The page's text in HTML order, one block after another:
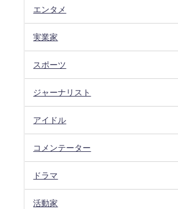
エンタメ
実業家
スポーツ
ジャーナリスト
アイドル
コメンテーター
ドラマ
活動家